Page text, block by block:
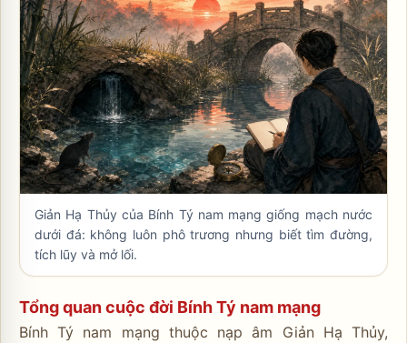
Giản Hạ Thủy của Bính Tý nam mạng giống mạch nước
dưới đá: không luôn phô trương nhưng biết tìm đường,
tích lũy và mở lối.
Tổng quan cuộc đời Bính Tý nam mạng
Bính Tý nam mạng thuộc nạp âm Giản Hạ Thủy,